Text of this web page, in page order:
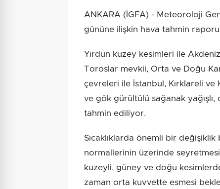
ANKARA (İGFA) - Meteoroloji
gününe ilişkin hava tahmin
Yırdun kuzey kesimleri ile
Toroslar mevkii, Orta ve Doğu
çevreleri ile İstanbul, Kırklareli ve
ve gök gürültülü sağanak
tahmin ediliyor.
Sıcaklıklarda önemli bir değişiklik
normallerinin üzerinde
kuzeyli, güney ve doğu
zaman orta kuvvette esmesi